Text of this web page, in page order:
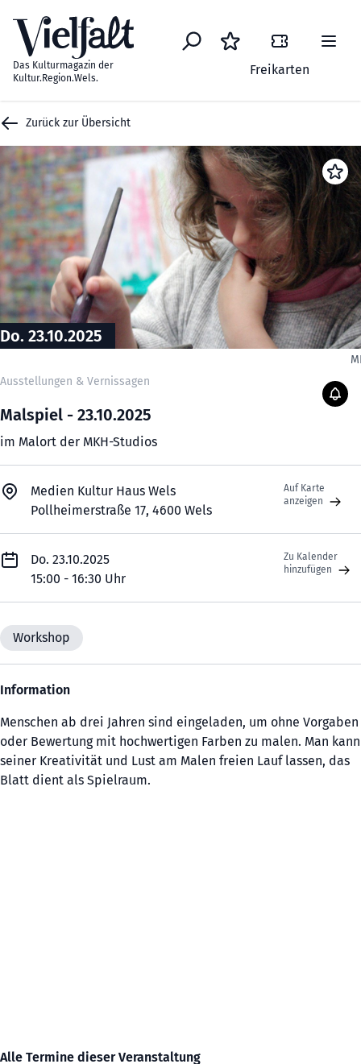
Das Kulturmagazin der
Kultur.Region.Wels.
Freikarten
Zurück zur Übersicht
Do. 23.10.2025
Ausstellungen & Vernissagen
Malspiel - 23.10.2025
im Malort der MKH-Studios
Medien Kultur Haus Wels
Pollheimerstraße 17, 4600 Wels
Auf Karte
anzeigen
Do. 23.10.2025
15:00 - 16:30 Uhr
Zu Kalender
hinzufügen
Workshop
Information
Menschen ab drei Jahren sind eingeladen, um ohne Vorgaben
oder Bewertung mit hochwertigen Farben zu malen. Man kann
seiner Kreativität und Lust am Malen freien Lauf lassen, das
Blatt dient als Spielraum.
Alle Termine dieser Veranstaltung